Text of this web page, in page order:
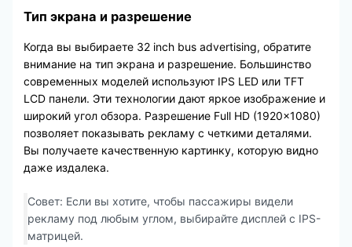
Тип экрана и разрешение
Когда вы выбираете 32 inch bus advertising, обратите
внимание на тип экрана и разрешение. Большинство
современных моделей используют IPS LED или TFT
LCD панели. Эти технологии дают яркое изображение и
широкий угол обзора. Разрешение Full HD (1920×1080)
позволяет показывать рекламу с четкими деталями.
Вы получаете качественную картинку, которую видно
даже издалека.
Совет: Если вы хотите, чтобы пассажиры видели
рекламу под любым углом, выбирайте дисплей с IPS-
матрицей.